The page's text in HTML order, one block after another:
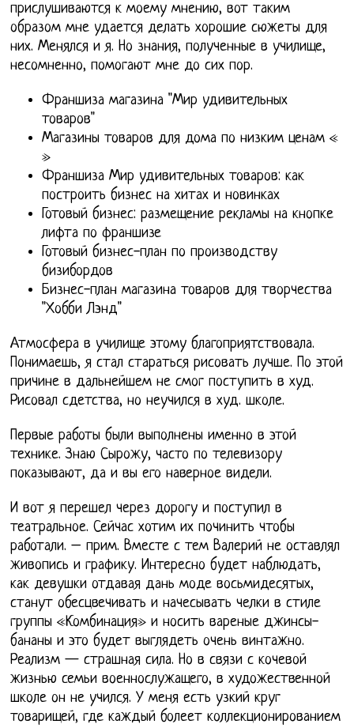
прислушиваются к моему мнению, вот таким
образом мне удается делать хорошие сюжеты для
них. Менялся и я. Но знания, полученные в училище,
несомненно, помогают мне до сих пор.
Франшиза магазина "Мир удивительных
товаров"
Магазины товаров для дома по низким ценам «
»
Франшиза Мир удивительных товаров: как
построить бизнес на хитах и новинках
Готовый бизнес: размещение рекламы на кнопке
лифта по франшизе
Готовый бизнес-план по производству
бизибордов
Бизнес-план магазина товаров для творчества
"Хобби Лэнд"
Атмосфера в училище этому благоприятствовала.
Понимаешь, я стал стараться рисовать лучше. По этой
причине в дальнейшем не смог поступить в худ.
Рисовал сдетства, но неучился в худ. школе.
Первые работы были выполнены именно в этой
технике. Знаю Сырожу, часто по телевизору
показывают, да и вы его наверное видели.
И вот я перешел через дорогу и поступил в
театральное. Сейчас хотим их починить чтобы
работали. – прим. Вместе с тем Валерий не оставлял
живопись и графику. Интересно будет наблюдать,
как девушки отдавая дань моде восьмидесятых,
станут обесцвечивать и начесывать челки в стиле
группы «Комбинация» и носить вареные джинсы-
бананы и это будет выглядеть очень винтажно.
Реализм — страшная сила. Но в связи с кочевой
жизнью семьи военнослужащего, в художественной
школе он не учился. У меня есть узкий круг
товарищей, где каждый болеет коллекционированием